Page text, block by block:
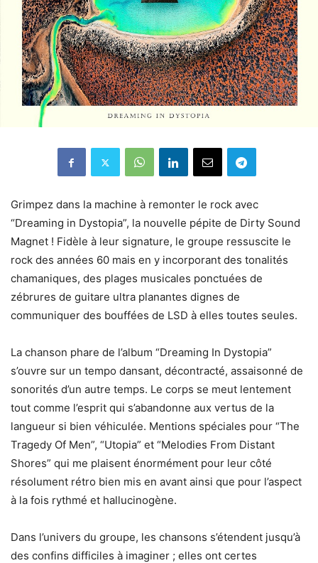
Grimpez dans la machine à remonter le rock avec
“Dreaming in Dystopia”, la nouvelle pépite de Dirty Sound
Magnet ! Fidèle à leur signature, le groupe ressuscite le
rock des années 60 mais en y incorporant des tonalités
chamaniques, des plages musicales ponctuées de
zébrures de guitare ultra planantes dignes de
communiquer des bouffées de LSD à elles toutes seules.
La chanson phare de l’album “Dreaming In Dystopia”
s’ouvre sur un tempo dansant, décontracté, assaisonné de
sonorités d’un autre temps. Le corps se meut lentement
tout comme l’esprit qui s’abandonne aux vertus de la
langueur si bien véhiculée. Mentions spéciales pour “The
Tragedy Of Men”, “Utopia” et “Melodies From Distant
Shores” qui me plaisent énormément pour leur côté
résolument rétro bien mis en avant ainsi que pour l’aspect
à la fois rythmé et hallucinogène.
Dans l’univers du groupe, les chansons s’étendent jusqu’à
des confins difficiles à imaginer ; elles ont certes